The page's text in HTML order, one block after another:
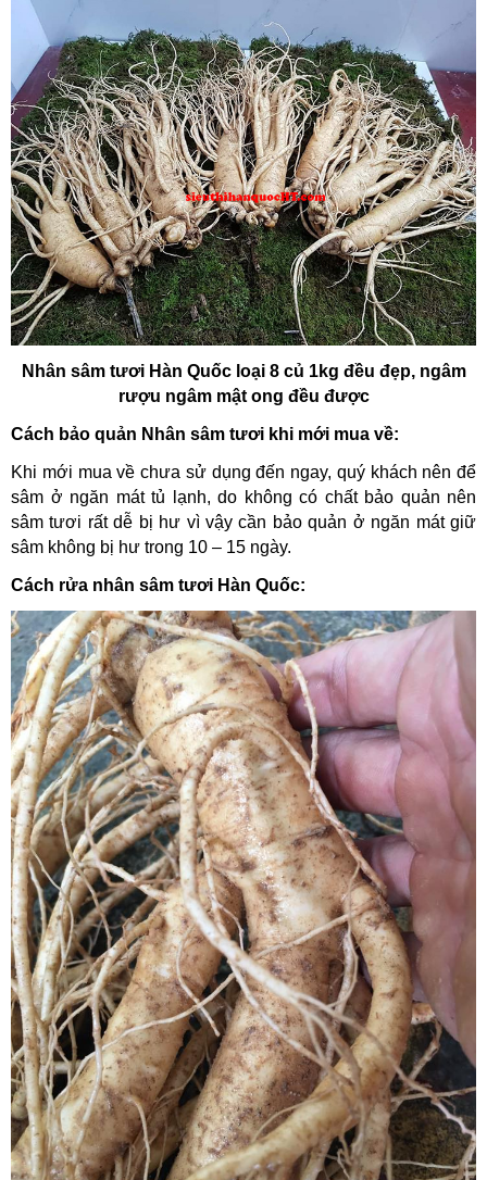
Nhân sâm tươi Hàn Quốc loại 8 củ 1kg đều đẹp, ngâm
rượu ngâm mật ong đều được
Cách bảo quản Nhân sâm tươi khi mới mua về:
Khi mới mua về chưa sử dụng đến ngay, quý khách nên để
sâm ở ngăn mát tủ lạnh, do không có chất bảo quản nên
sâm tươi rất dễ bị hư vì vậy cần bảo quản ở ngăn mát giữ
sâm không bị hư trong 10 – 15 ngày.
Cách rửa nhân sâm tươi Hàn Quốc: